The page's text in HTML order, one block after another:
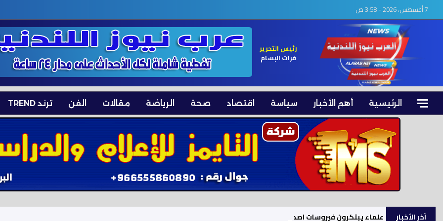
7 أغسطس، 2026 - 3:58 ص
رئيس التحرير
فرات البسام
الرئيسية أهم الأخبار سياسة اقتصاد صحة الرياضة مقالات الفن ترند TREND
آخر الأخبار علماء يبتكرون فيروسات اصطناعية بالذكاء الاصطناعي ويثيرون مخاوف أمنية